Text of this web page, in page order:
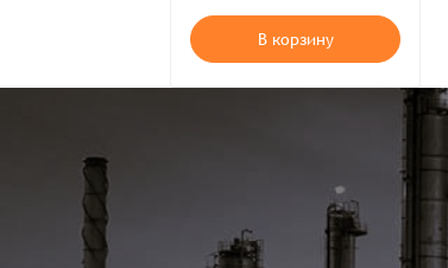
В корзину